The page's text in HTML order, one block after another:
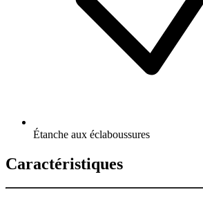
Étanche aux éclaboussures
Caractéristiques